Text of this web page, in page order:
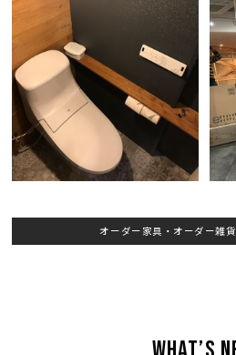
オーダー家具・オーダー雑